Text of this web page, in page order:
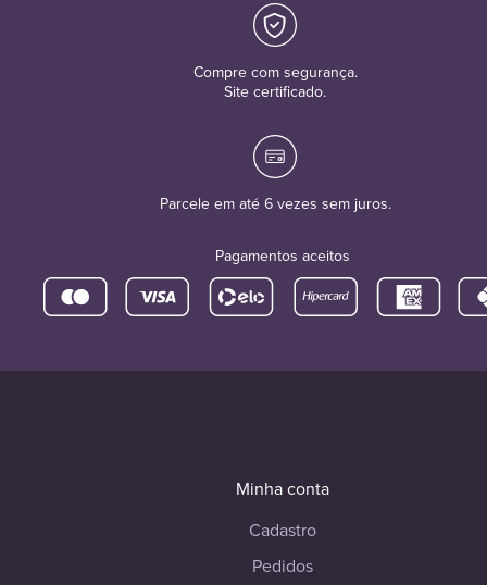
Compre com segurança.
Site certificado.
Parcele em até 6 vezes sem juros.
Pagamentos aceitos
Minha conta
Cadastro
Pedidos